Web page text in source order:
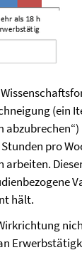
(ein
pro
arbeiten.
hält.